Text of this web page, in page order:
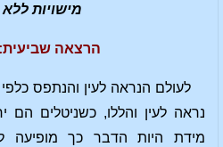
מישויות
הרצאה שביעית: 2.11.1923
לעולם הנראה לעין והנתפס
נראה לעין והללו, כשניטלים הם
מידת היות הדבר כך מופיעה